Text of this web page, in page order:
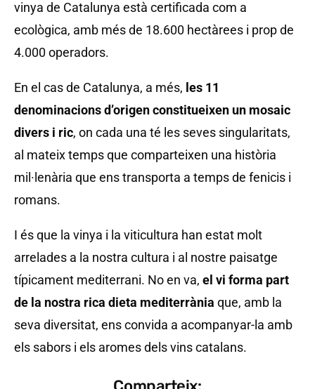
vinya de Catalunya està certificada com a
ecològica, amb més de 18.600 hectàrees i prop de
4.000 operadors.
En el cas de Catalunya, a més, les 11
denominacions d’origen constitueixen un mosaic
divers i ric, on cada una té les seves singularitats,
al mateix temps que comparteixen una història
mil·lenària que ens transporta a temps de fenicis i
romans.
I és que la vinya i la viticultura han estat molt
arrelades a la nostra cultura i al nostre paisatge
típicament mediterrani. No en va, el vi forma part
de la nostra rica dieta mediterrània que, amb la
seva diversitat, ens convida a acompanyar-la amb
els sabors i els aromes dels vins catalans.